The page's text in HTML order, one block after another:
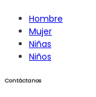
Hombre
Mujer
Niñas
Niños
Contáctanos